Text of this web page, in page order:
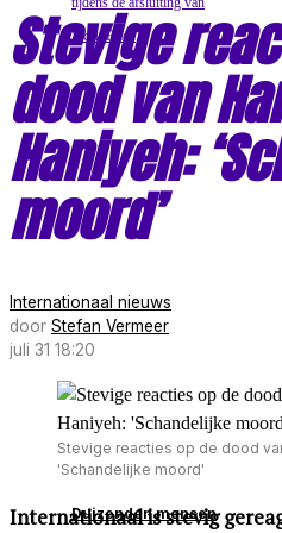
Duizenden mensen
Stevige
dood van
Haniyeh:
moord’
Internationaal nieuws
door Stefan Vermeer
juli 31 18:20
Stevige reacties op de dood
'Schandelijke moord'
Internationaal is stevig